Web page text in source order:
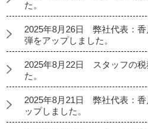
た。
2025年8月26日 弊社代表：香
弾をアップしました。
2025年8月22日 スタッフの税
た。
2025年8月21日 弊社代表：香
ップしました。